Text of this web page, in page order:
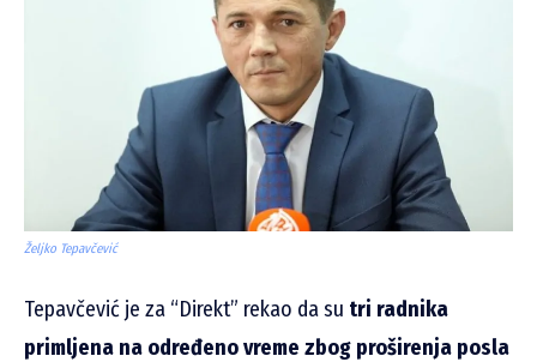
Željko Tepavčević
Tepavčević je za “Direkt” rekao da su tri radnika
primljena na određeno vreme zbog proširenja posla